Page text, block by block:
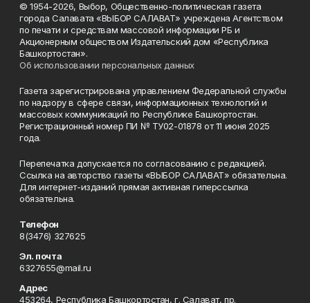
© 1954-2026, Выбор, Общественно-политическая газета
города Салавата «ВЫБОР САЛАВАТ» учреждена Агентством
по печати и средствам массовой информации РБ и
Акционерным обществом Издательский дом «Республика
Башкортостан».
Об использовании персональных данных
Газета зарегистрирована управлением Федеральной службы
по надзору в сфере связи, информационных технологий и
массовых коммуникаций по Республике Башкортостан.
Регистрационный номер ПИ № ТУ02-01878 от 11 июня 2025
года.
Перепечатка допускается по согласованию с редакцией.
Ссылка на авторство газеты «ВЫБОР САЛАВАТ» обязательна.
Для интернет-изданий прямая активная гиперссылка
обязательна.
Телефон
8(3476) 327625
Эл. почта
6327655@mail.ru
Адрес
453264, Республика Башкортостан, г. Салават, пр.